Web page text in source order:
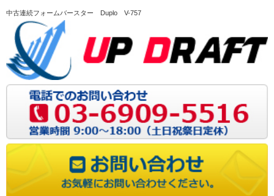
中古連続フォームバースター Duplo V-757